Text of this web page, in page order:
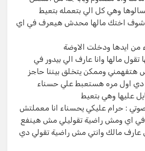
وهي كل الي بتعمله بتعيط
شوف اختك مالها محدش هيعرف في اي
ايدها ودخلت الاوضة
مالها وانا عارف الي بيدور في
وممكن يتخلق بيننا حاجز
اول مره هستعبط علي حسناء
عليها وهي بتعيط
: حرام عليكي يحسناء انا معملتش
في اي ومش راضية تقوليلي مش هينفع
عارف مالك وانتي مش راضية تقولي دي